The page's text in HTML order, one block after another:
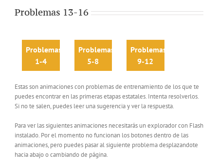
Problemas 13-16
Problemas
1-4
Problemas
5-8
Problemas
9-12
Estas son animaciones con problemas de entrenamiento de los que te
puedes encontrar en las primeras etapas estatales. Intenta resolverlos.
Si no te salen, puedes leer una sugerencia y ver la respuesta.
Para ver las siguientes animaciones necesitarás un explorador con Flash
instalado. Por el momento no funcionan los botones dentro de las
animaciones, pero puedes pasar al siguiente problema desplazandote
hacia abajo o cambiando de página.